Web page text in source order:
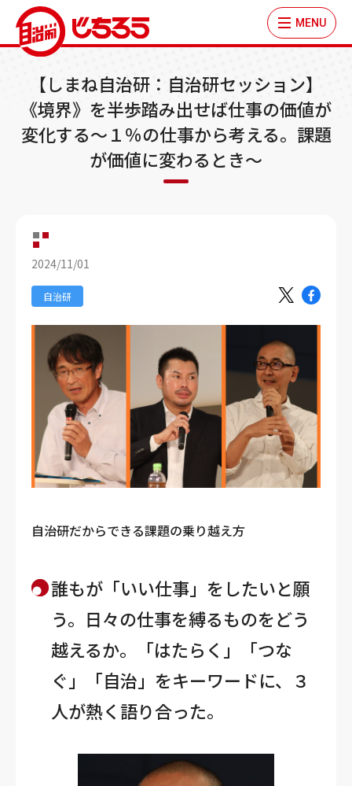
MENU
【しまね自治研：自治研セッション】
《境界》を半歩踏み出せば仕事の価値が
変化する～１％の仕事から考える。課題
が価値に変わるとき～
2024/11/01
自治研
自治研だからできる課題の乗り越え方
誰もが「いい仕事」をしたいと願
う。日々の仕事を縛るものをどう
越えるか。「はたらく」「つな
ぐ」「自治」をキーワードに、３
人が熱く語り合った。